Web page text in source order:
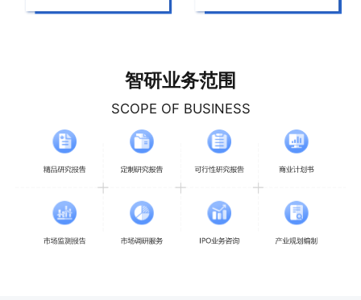
智研业务范围
SCOPE OF BUSINESS